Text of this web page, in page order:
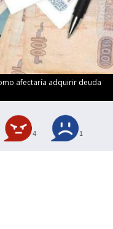
afectaría adquirir deuda
4 1